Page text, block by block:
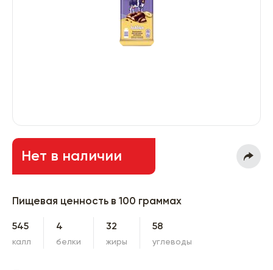
Нет в наличии
Пищевая ценность в 100 граммах
545
калл
4
белки
32
жиры
58
углеводы